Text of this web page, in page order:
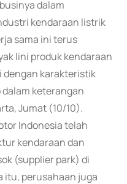
dalam
kendaraan listrik
sama ini terus
lini produk kendaraan
dengan karakteristik
keterangan
Jumat (10/10).
Indonesia telah
kendaraan dan
(supplier park) di
itu, perusahaan juga